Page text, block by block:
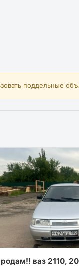
поддельные
ваз 2110,